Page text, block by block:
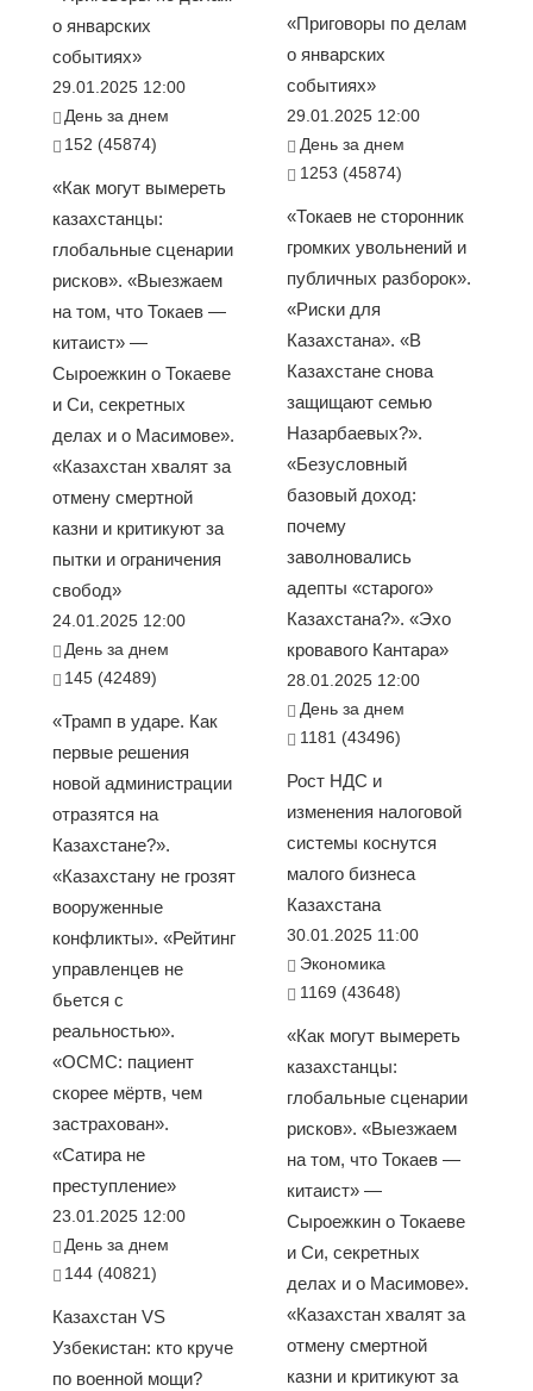
о январских
событиях»
29.01.2025 12:00
День за днем
152 (45874)
«Как могут вымереть
казахстанцы:
глобальные сценарии
рисков». «Выезжаем
на том, что Токаев —
китаист» —
Сыроежкин о Токаеве
и Си, секретных
делах и о Масимове».
«Казахстан хвалят за
отмену смертной
казни и критикуют за
пытки и ограничения
свобод»
24.01.2025 12:00
День за днем
145 (42489)
«Трамп в ударе. Как
первые решения
новой администрации
отразятся на
Казахстане?».
«Казахстану не грозят
вооруженные
конфликты». «Рейтинг
управленцев не
бьется с
реальностью».
«ОСМС: пациент
скорее мёртв, чем
застрахован».
«Сатира не
преступление»
23.01.2025 12:00
День за днем
144 (40821)
Казахстан VS
Узбекистан: кто круче
по военной мощи?
«Приговоры по делам
о январских
событиях»
29.01.2025 12:00
День за днем
1253 (45874)
«Токаев не сторонник
громких увольнений и
публичных разборок».
«Риски для
Казахстана». «В
Казахстане снова
защищают семью
Назарбаевых?».
«Безусловный
базовый доход:
почему
заволновались
адепты «старого»
Казахстана?». «Эхо
кровавого Кантара»
28.01.2025 12:00
День за днем
1181 (43496)
Рост НДС и
изменения налоговой
системы коснутся
малого бизнеса
Казахстана
30.01.2025 11:00
Экономика
1169 (43648)
«Как могут вымереть
казахстанцы:
глобальные сценарии
рисков». «Выезжаем
на том, что Токаев —
китаист» —
Сыроежкин о Токаеве
и Си, секретных
делах и о Масимове».
«Казахстан хвалят за
отмену смертной
казни и критикуют за